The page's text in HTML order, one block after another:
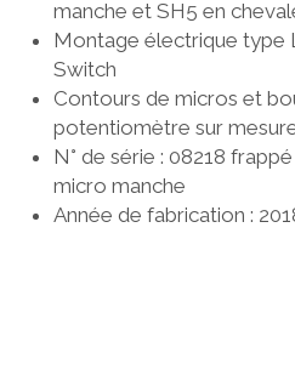
manche et SH5 en
Montage électrique type
Switch
Contours de micros et
potentiomètre sur
N° de série : 08218
micro manche
Année de fabrication :